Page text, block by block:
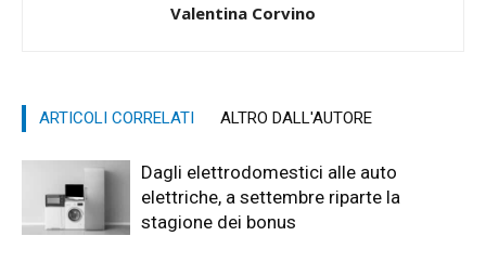
Valentina Corvino
ARTICOLI CORRELATI ALTRO DALL'AUTORE
Dagli elettrodomestici alle auto
elettriche, a settembre riparte la
stagione dei bonus